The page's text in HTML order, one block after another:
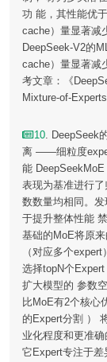
功 能，其性能优
cache）量显著减
DeepSeek-V2的
cache）量显著减
考文章：《
Mixture-of-
10. DeepSeek
离 ——细粒度
能
表现为基准进行
数数量均相同。
于提升整体性能
基础的MoE将原
（对应多个
选择topN个
扩大模型的 参数
比MoE有2个核心
的Expert分割 ）
业化程度和更准
它Expert专注于